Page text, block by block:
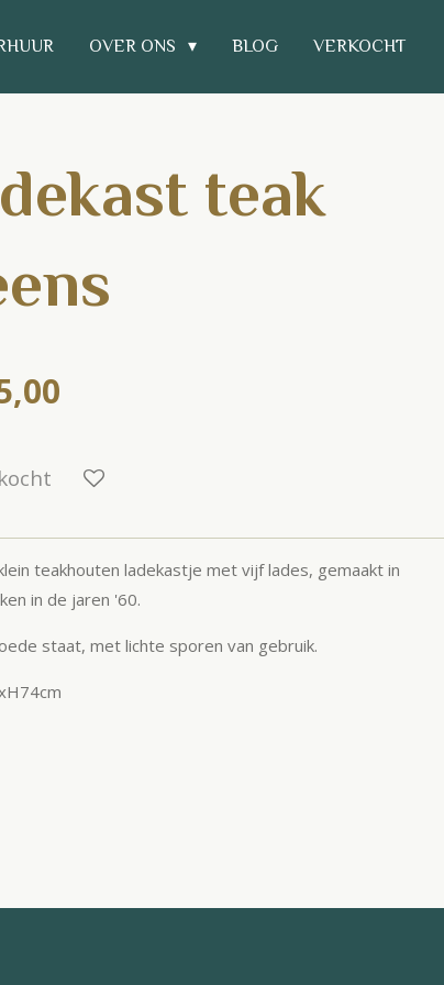
OVER ONS BLOG VERKOCHT
teak
teakhouten ladekastje met vijf lades, gemaakt in
in de jaren '60.
staat, met lichte sporen van gebruik.